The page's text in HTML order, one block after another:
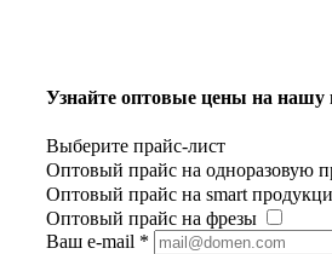
Узнайте оптовые цены на нашу
Выберите прайс-лист
Оптовый прайс на одноразовую
Оптовый прайс на smart
Оптовый прайс на фрезы
Ваш e-mail *